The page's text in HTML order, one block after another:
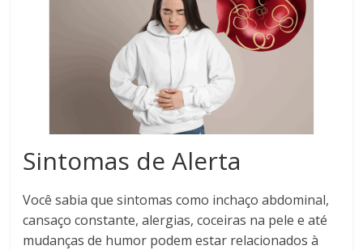
Sintomas de Alerta
Você sabia que sintomas como inchaço abdominal,
cansaço constante, alergias, coceiras na pele e até
mudanças de humor podem estar relacionados à